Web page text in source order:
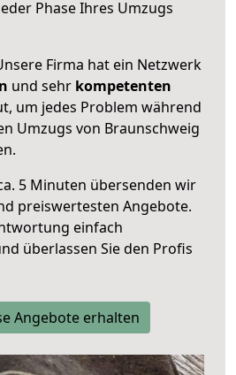
Phase Ihres Umzugs
Firma hat ein Netzwerk
und sehr kompetenten
um jedes Problem während
Umzugs von Braunschweig
5 Minuten übersenden wir
preiswertesten Angebote.
einfach
überlassen Sie den Profis
Angebote erhalten